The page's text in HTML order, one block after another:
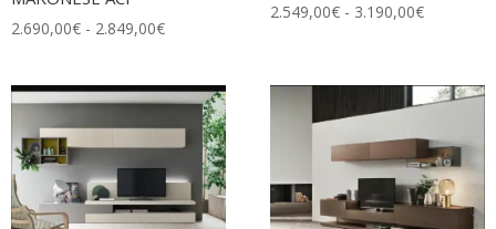
2.690,00€ - 2.849,00€Fascia
da
2.690,00€
a
2.849,00€
2.549,00€ - 3.190,00€Fascia
da
2.549,00€
a
3.190,00€